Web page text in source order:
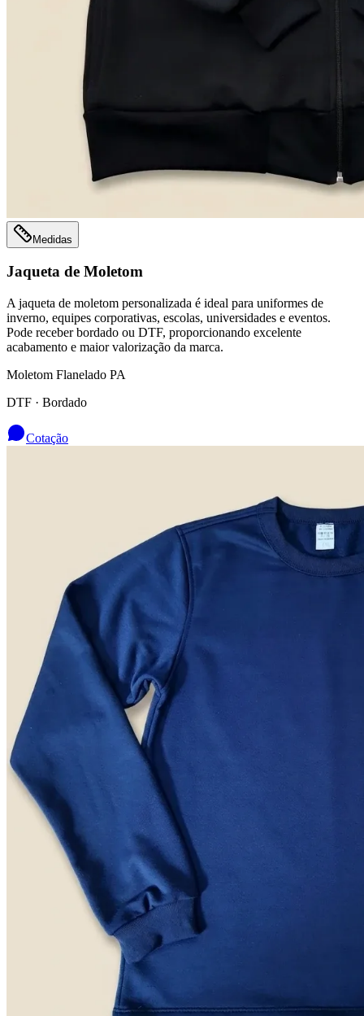
Medidas
Jaqueta de Moletom
A jaqueta de moletom personalizada é ideal para uniformes de
inverno, equipes corporativas, escolas, universidades e eventos.
Pode receber bordado ou DTF, proporcionando excelente
acabamento e maior valorização da marca.
Moletom Flanelado PA
DTF · Bordado
Cotação